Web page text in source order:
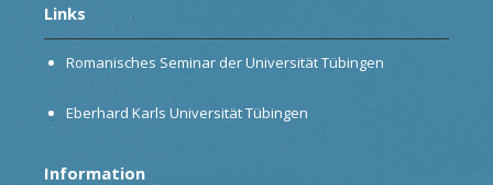
Links
Romanisches Seminar der Universität Tübingen
Eberhard Karls Universität Tübingen
Information